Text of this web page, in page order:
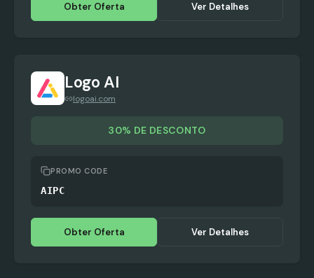
Obter Oferta Ver Detalhes
Logo AI
logoai.com
30% DE DESCONTO
PROMO CODE
AIPC
Obter Oferta Ver Detalhes